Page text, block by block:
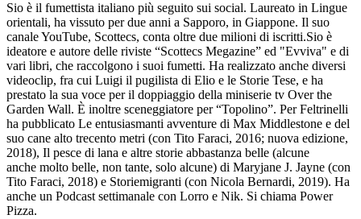
Sio è il fumettista italiano più seguito sui social. Laureato in Lingue
orientali, ha vissuto per due anni a Sapporo, in Giappone. Il suo
canale YouTube, Scottecs, conta oltre due milioni di iscritti.Sio è
ideatore e autore delle riviste “Scottecs Megazine” ed "Evviva" e di
vari libri, che raccolgono i suoi fumetti. Ha realizzato anche diversi
videoclip, fra cui Luigi il pugilista di Elio e le Storie Tese, e ha
prestato la sua voce per il doppiaggio della miniserie tv Over the
Garden Wall. È inoltre sceneggiatore per “Topolino”. Per Feltrinelli
ha pubblicato Le entusiasmanti avventure di Max Middlestone e del
suo cane alto trecento metri (con Tito Faraci, 2016; nuova edizione,
2018), Il pesce di lana e altre storie abbastanza belle (alcune
anche molto belle, non tante, solo alcune) di Maryjane J. Jayne (con
Tito Faraci, 2018) e Storiemigranti (con Nicola Bernardi, 2019). Ha
anche un Podcast settimanale con Lorro e Nik. Si chiama Power
Pizza.